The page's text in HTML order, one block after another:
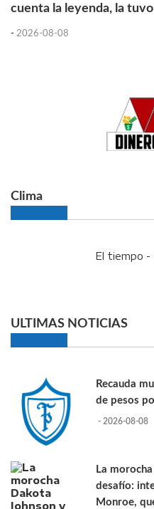
cuenta la leyenda, la
- 2026-08-08
Clima
El tiempo
ULTIMAS NOTICIAS
Recauda
de pesos
- 2026-08-08
La
desafío:
Monroe,